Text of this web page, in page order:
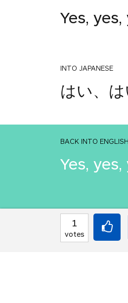
Yes,
INTO JAPANESE
はい、
BACK INTO ENGLISH
Yes,
INTO JAPANESE
はいは
1
votes